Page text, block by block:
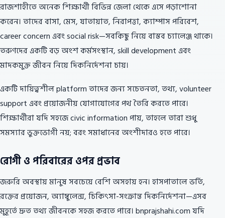
রাজশাহীতে অনেক শিক্ষার্থী বিভিন্ন জেলা থেকে এসে পড়াশোনা
করেন। তাদের বাসা, মেস, যাতায়াত, নিরাপত্তা, ক্যাম্পাস পরিবেশ,
career concern এবং social risk—সবকিছু নিয়ে বাস্তব চ্যালেঞ্জ থাকে।
তরুণদের একটি বড় অংশ কর্মসংস্থান, skill development এবং
মাদকমুক্ত জীবন নিয়ে দিকনির্দেশনা চায়।
একটি দায়িত্বশীল platform তাদের জন্য সচেতনতা, তথ্য, volunteer
support এবং প্রয়োজনীয় যোগাযোগের পথ তৈরি করতে পারে।
শিক্ষার্থীরা যদি সহজে civic information পায়, তাহলে তারা শুধু
সমস্যার ভুক্তভোগী নয়; বরং সমাধানের অংশীদারও হতে পারে।
রোগী ও পরিবারের ওপর প্রভাব
জরুরি অবস্থায় মানুষ সবচেয়ে বেশি অসহায় হন। হাসপাতালে ভর্তি,
রক্তের প্রয়োজন, অ্যাম্বুলেন্স, চিকিৎসা-সংক্রান্ত দিকনির্দেশনা—এসব
মুহূর্তে দ্রুত তথ্য জীবনকে সহজ করতে পারে। bnprajshahi.com যদি